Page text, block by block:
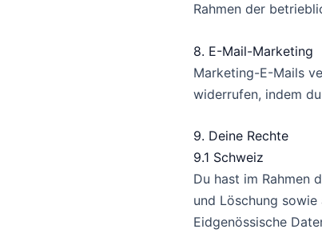
Rahmen der
8. E-Mail-Marketing
Marketing-E-Mails
widerrufen, indem
9. Deine Rechte
9.1 Schweiz
Du hast im Rahmen
und Löschung
Eidgenössische